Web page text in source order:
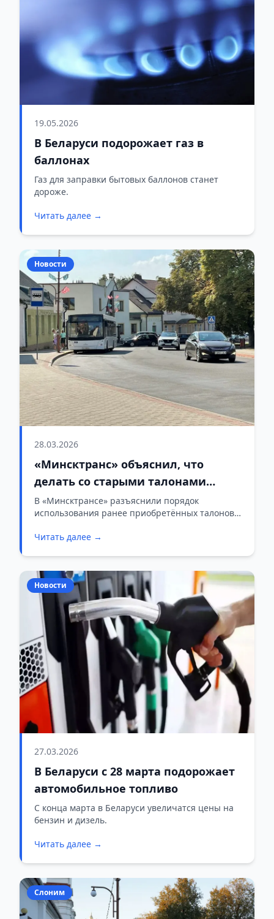
19.05.2026
В Беларуси подорожает газ в
баллонах
Газ для заправки бытовых баллонов станет
дороже.
Читать далее →
Новости
28.03.2026
«Минсктранс» объяснил, что
делать со старыми талонами
после повышения стоимости
проезда
В «Минсктрансе» разъяснили порядок
использования ранее приобретённых талонов в
городском транспорте Минска с 27 марта 2026
Читать далее →
Новости
27.03.2026
В Беларуси с 28 марта подорожает
автомобильное топливо
С конца марта в Беларуси увеличатся цены на
бензин и дизель.
Читать далее →
Слоним